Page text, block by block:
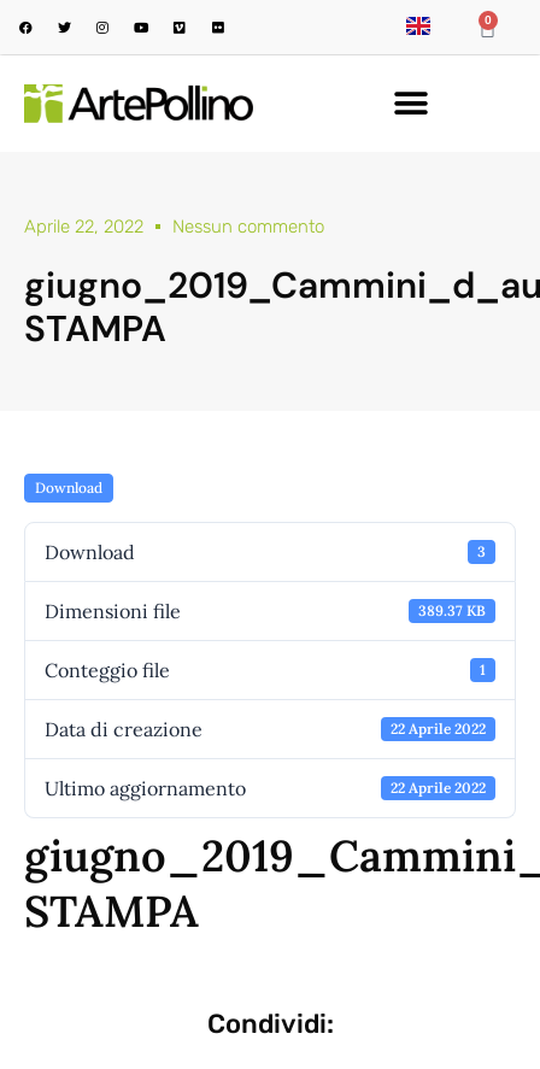
0
Aprile 22, 2022 Nessun commento
STAMPA
Download
Download 3
Dimensioni file 389.37 KB
Conteggio file 1
Data di creazione 22 Aprile 2022
Ultimo aggiornamento 22 Aprile 2022
STAMPA
Condividi: